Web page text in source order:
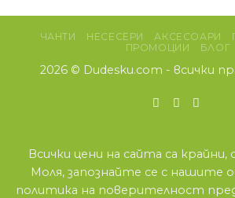
ЧАНТИ НЕСЕСЕРИ АКСЕСОАРИ
ПРОМОЦИИ
БЛОГ
2026 © Dudesku.com - всички
Всички цени на сайта са крайни,
Моля, запознайте се с нашите
политика на поверителност